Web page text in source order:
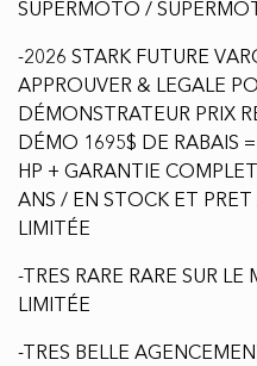
SUPERMOTO /
-2026 STARK FUTURE
APPROUVER & LEGALE
DÉMONSTRATEUR PRIX
DÉMO 1695$ DE RABAIS
HP + GARANTIE
ANS / EN STOCK ET
LIMITÉE
-TRES RARE RARE SUR
LIMITÉE
-TRES BELLE